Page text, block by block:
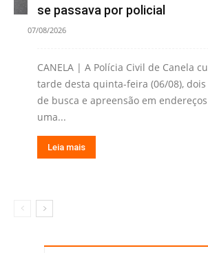
se passava por policial
07/08/2026
CANELA | A Polícia Civil de Canela
tarde desta quinta-feira (06/08),
de busca e apreensão em
uma...
Leia mais